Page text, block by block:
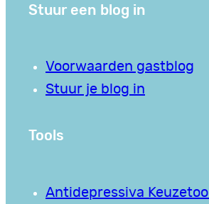
Stuur een blog in
Voorwaarden gastblog
Stuur je blog in
Tools
Antidepressiva Keuzetool